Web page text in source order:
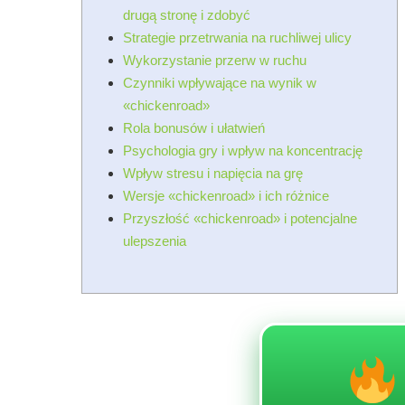
drugą stronę i zdobyć
Strategie przetrwania na ruchliwej ulicy
Wykorzystanie przerw w ruchu
Czynniki wpływające na wynik w
«chickenroad»
Rola bonusów i ułatwień
Psychologia gry i wpływ na koncentrację
Wpływ stresu i napięcia na grę
Wersje «chickenroad» i ich różnice
Przyszłość «chickenroad» i potencjalne
ulepszenia